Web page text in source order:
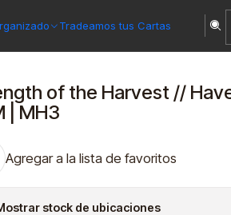
Tradeamos tus Cartas
| Español | NM | MH3
of the Harvest //
| MH3
Agregar a la lista de favoritos
stock de ubicaciones